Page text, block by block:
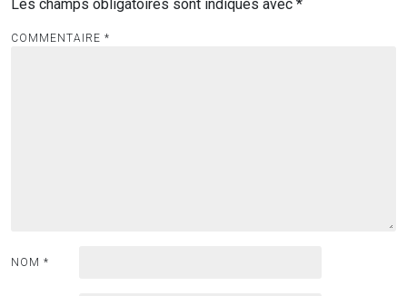
Les champs obligatoires sont indiqués avec *
COMMENTAIRE *
NOM *